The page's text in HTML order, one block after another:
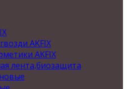
AKFIX
AKFIX
лента,биозащита